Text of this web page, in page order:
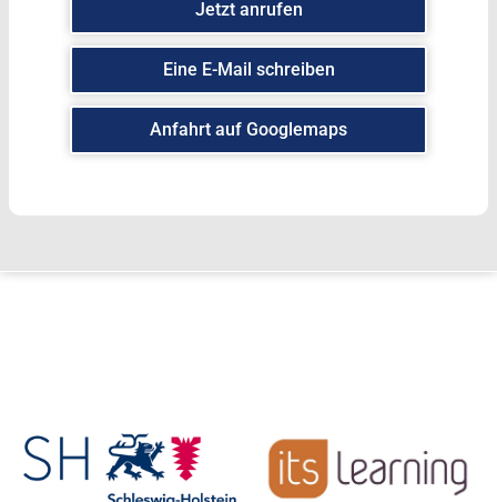
Jetzt anrufen
Eine E-Mail schreiben
Anfahrt auf Googlemaps